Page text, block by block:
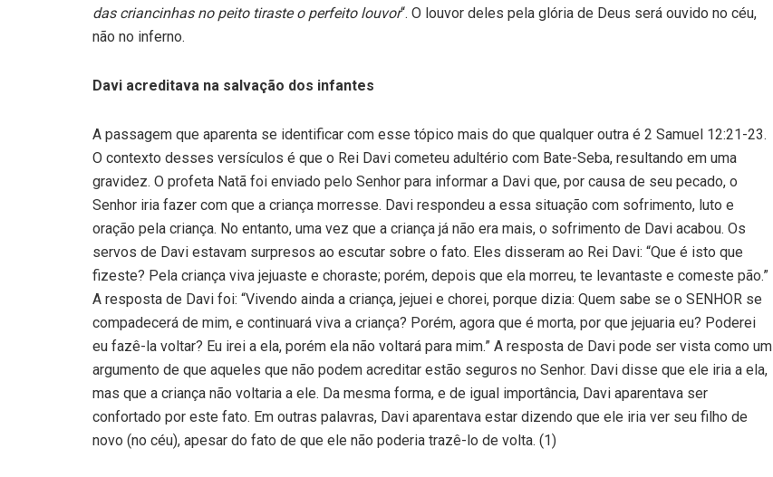
das criancinhas no peito tiraste o perfeito louvor“. O louvor deles pela glória de Deus será ouvido no céu,
não no inferno.
Davi acreditava na salvação dos infantes
A passagem que aparenta se identificar com esse tópico mais do que qualquer outra é 2 Samuel 12:21-23.
O contexto desses versículos é que o Rei Davi cometeu adultério com Bate-Seba, resultando em uma
gravidez. O profeta Natã foi enviado pelo Senhor para informar a Davi que, por causa de seu pecado, o
Senhor iria fazer com que a criança morresse. Davi respondeu a essa situação com sofrimento, luto e
oração pela criança. No entanto, uma vez que a criança já não era mais, o sofrimento de Davi acabou. Os
servos de Davi estavam surpresos ao escutar sobre o fato. Eles disseram ao Rei Davi: “Que é isto que
fizeste? Pela criança viva jejuaste e choraste; porém, depois que ela morreu, te levantaste e comeste pão.”
A resposta de Davi foi: “Vivendo ainda a criança, jejuei e chorei, porque dizia: Quem sabe se o SENHOR se
compadecerá de mim, e continuará viva a criança? Porém, agora que é morta, por que jejuaria eu? Poderei
eu fazê-la voltar? Eu irei a ela, porém ela não voltará para mim.” A resposta de Davi pode ser vista como um
argumento de que aqueles que não podem acreditar estão seguros no Senhor. Davi disse que ele iria a ela,
mas que a criança não voltaria a ele. Da mesma forma, e de igual importância, Davi aparentava ser
confortado por este fato. Em outras palavras, Davi aparentava estar dizendo que ele iria ver seu filho de
novo (no céu), apesar do fato de que ele não poderia trazê-lo de volta. (1)